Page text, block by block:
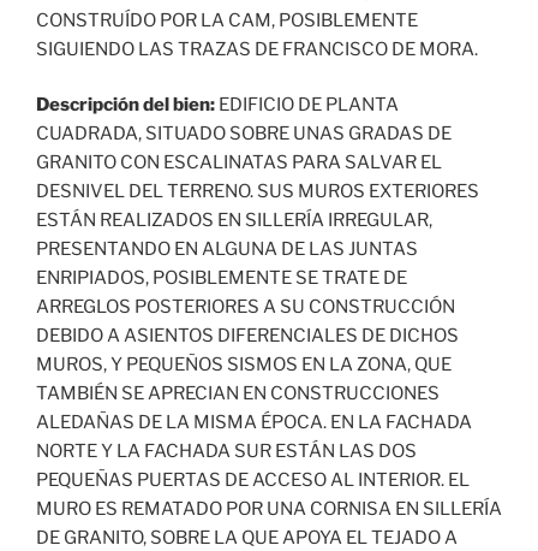
CONSTRUÍDO POR LA CAM, POSIBLEMENTE
SIGUIENDO LAS TRAZAS DE FRANCISCO DE MORA.
Descripción del bien: EDIFICIO DE PLANTA
CUADRADA, SITUADO SOBRE UNAS GRADAS DE
GRANITO CON ESCALINATAS PARA SALVAR EL
DESNIVEL DEL TERRENO. SUS MUROS EXTERIORES
ESTÁN REALIZADOS EN SILLERÍA IRREGULAR,
PRESENTANDO EN ALGUNA DE LAS JUNTAS
ENRIPIADOS, POSIBLEMENTE SE TRATE DE
ARREGLOS POSTERIORES A SU CONSTRUCCIÓN
DEBIDO A ASIENTOS DIFERENCIALES DE DICHOS
MUROS, Y PEQUEÑOS SISMOS EN LA ZONA, QUE
TAMBIÉN SE APRECIAN EN CONSTRUCCIONES
ALEDAÑAS DE LA MISMA ÉPOCA. EN LA FACHADA
NORTE Y LA FACHADA SUR ESTÁN LAS DOS
PEQUEÑAS PUERTAS DE ACCESO AL INTERIOR. EL
MURO ES REMATADO POR UNA CORNISA EN SILLERÍA
DE GRANITO, SOBRE LA QUE APOYA EL TEJADO A